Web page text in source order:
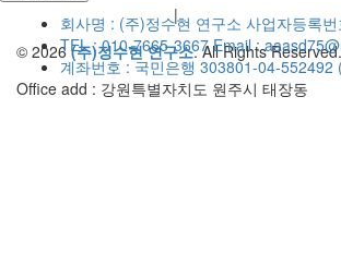
개인정보취급방침| 이용약관
회사명 : (주)정수현 연구소 사업자등록
TEL : 010-7665-3667 Email :
계좌번호 : 국민은행 303801-04-552492
Office add : 강원특별자치도 원주시 태장동
© 2026 (주)정수현 연구소. All Rights Reserved.